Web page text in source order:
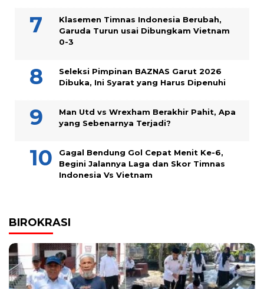
Klasemen Timnas Indonesia Berubah,
Garuda Turun usai Dibungkam Vietnam
0-3
Seleksi Pimpinan BAZNAS Garut 2026
Dibuka, Ini Syarat yang Harus Dipenuhi
Man Utd vs Wrexham Berakhir Pahit, Apa
yang Sebenarnya Terjadi?
Gagal Bendung Gol Cepat Menit Ke-6,
Begini Jalannya Laga dan Skor Timnas
Indonesia Vs Vietnam
BIROKRASI